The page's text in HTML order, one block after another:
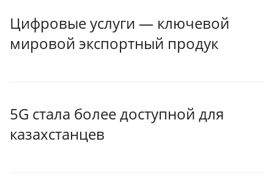
Цифровые услуги — ключевой
мировой экспортный продук
5G стала более доступной для
казахстанцев